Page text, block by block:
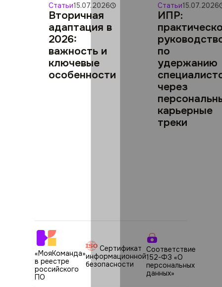
Статьи15.07.2026
Вторичная
адаптация в
2026:
важность и
ключевые
особенности
Статьи15.07.2026
ИПР:
по
удержанию
через
карьерные
треки
«МояКоманда»
в реестре
российского
ПО
Сертификат
информационной
безопасности
Соответствие
152-ФЗ «О
персональных
данных»